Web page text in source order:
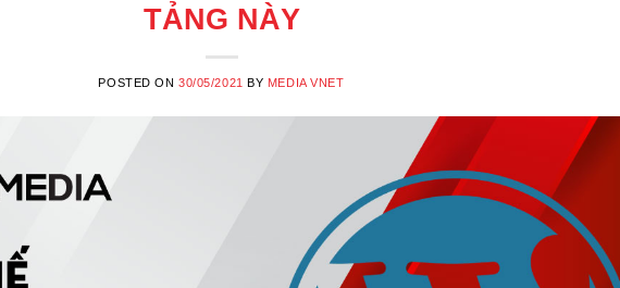
TẢNG NÀY
POSTED ON30/05/2021 BY MEDIA VNET